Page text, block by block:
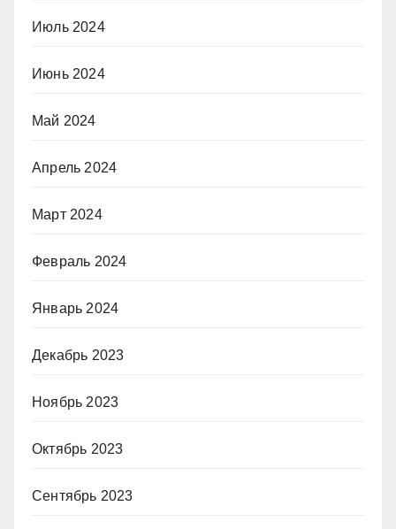
Июль 2024
Июнь 2024
Май 2024
Апрель 2024
Март 2024
Февраль 2024
Январь 2024
Декабрь 2023
Ноябрь 2023
Октябрь 2023
Сентябрь 2023